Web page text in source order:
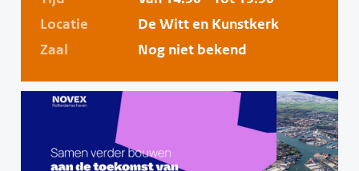
Locatie
De Witt en Kunstkerk
Zaal
Nog niet bekend